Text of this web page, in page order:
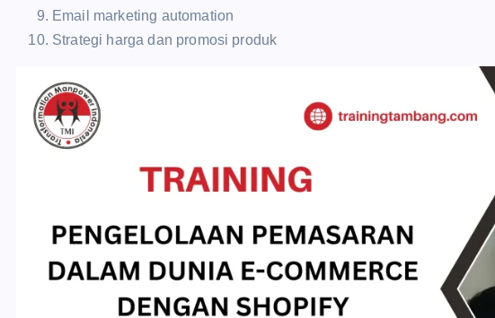
Email marketing automation
Strategi harga dan promosi produk